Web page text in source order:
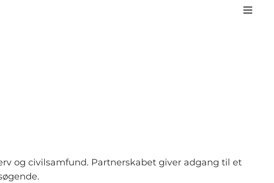
og civilsamfund. Partnerskabet giver adgang til et